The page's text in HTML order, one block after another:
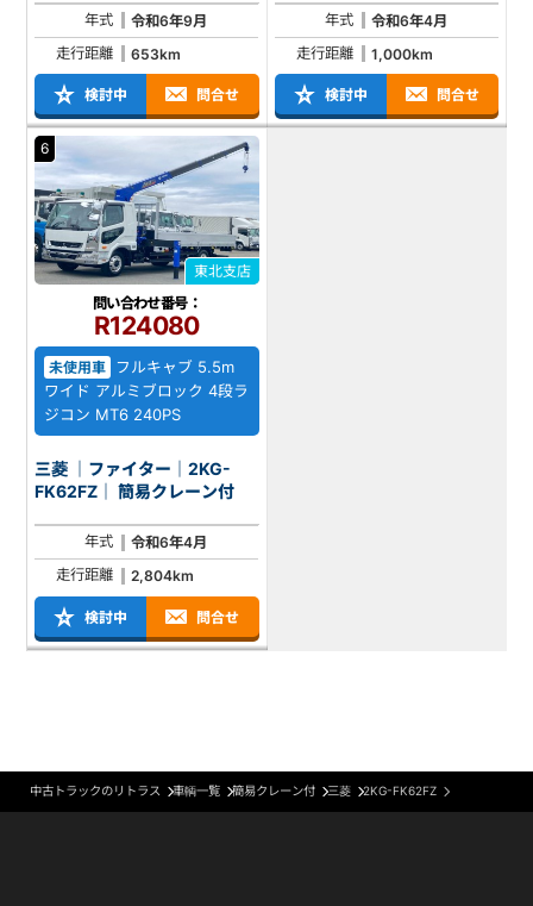
年式
令和6年9月
走行距離
653km
検討中 問合せ
年式
令和6年4月
走行距離
1,000km
検討中 問合せ
6
東北支店
問い合わせ番号：
R124080
未使用車
フルキャブ 5.5m
ワイド アルミブロック 4段ラ
ジコン MT6 240PS
三菱 ｜ファイター｜2KG-
FK62FZ｜ 簡易クレーン付
年式
令和6年4月
走行距離
2,804km
検討中 問合せ
中古トラックのリトラス 車輌一覧 簡易クレーン付 三菱 2KG-FK62FZ